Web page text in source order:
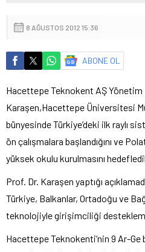
8 AĞUSTOS 2012 15:36
ABONE OL
Hacettepe Teknokent AŞ Yönetim
Karaşen,Hacettepe Üniversitesi
bünyesinde Türkiye’deki ilk raylı
ön çalışmalara başlandığını ve
yüksek okulu kurulmasını
Prof. Dr. Karaşen yaptığı
Türkiye, Balkanlar, Ortadoğu ve
teknolojiyle girişimciliği
Hacettepe Teknokenti’nin 9 Ar-Ge